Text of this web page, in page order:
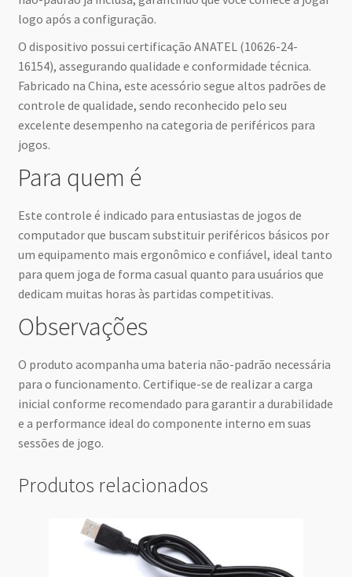
logo após a configuração.
O dispositivo possui certificação ANATEL (10626-24-
16154), assegurando qualidade e conformidade técnica.
Fabricado na China, este acessório segue altos padrões de
controle de qualidade, sendo reconhecido pelo seu
excelente desempenho na categoria de periféricos para
jogos.
Para quem é
Este controle é indicado para entusiastas de jogos de
computador que buscam substituir periféricos básicos por
um equipamento mais ergonômico e confiável, ideal tanto
para quem joga de forma casual quanto para usuários que
dedicam muitas horas às partidas competitivas.
Observações
O produto acompanha uma bateria não-padrão necessária
para o funcionamento. Certifique-se de realizar a carga
inicial conforme recomendado para garantir a durabilidade
e a performance ideal do componente interno em suas
sessões de jogo.
Produtos relacionados